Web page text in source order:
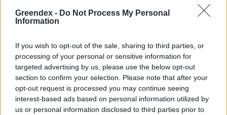
Greendex - Do Not Process My Personal
Information
If you wish to opt-out of the sale, sharing to third parties, or
processing of your personal or sensitive information for
targeted advertising by us, please use the below opt-out
section to confirm your selection. Please note that after your
opt-out request is processed you may continue seeing
interest-based ads based on personal information utilized by
us or personal information disclosed to third parties prior to